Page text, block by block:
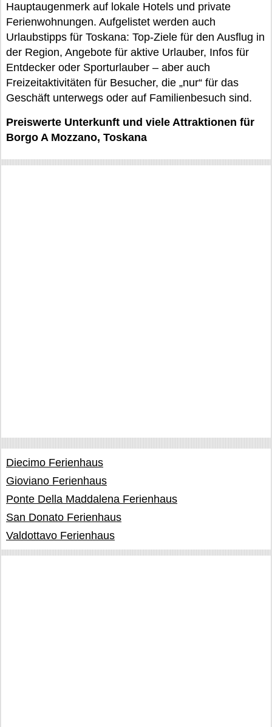
Hauptaugenmerk auf lokale Hotels und private
Ferienwohnungen. Aufgelistet werden auch
Urlaubstipps für Toskana: Top-Ziele für den Ausflug in
der Region, Angebote für aktive Urlauber, Infos für
Entdecker oder Sporturlauber – aber auch
Freizeitaktivitäten für Besucher, die „nur“ für das
Geschäft unterwegs oder auf Familienbesuch sind.
Preiswerte Unterkunft und viele Attraktionen für
Borgo A Mozzano, Toskana
Diecimo Ferienhaus
Gioviano Ferienhaus
Ponte Della Maddalena Ferienhaus
San Donato Ferienhaus
Valdottavo Ferienhaus